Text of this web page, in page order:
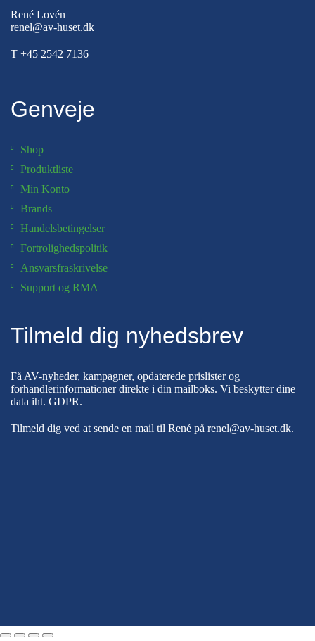
René Lovén
renel@av-huset.dk
T +45 2542 7136
Genveje
Shop
Produktliste
Min Konto
Brands
Handelsbetingelser
Fortrolighedspolitik
Ansvarsfraskrivelse
Support og RMA
Tilmeld dig nyhedsbrev
Få AV-nyheder, kampagner, opdaterede prislister og
forhandlerinformationer direkte i din mailboks. Vi beskytter dine
data iht. GDPR.
Tilmeld dig ved at sende en mail til René på renel@av-huset.dk.